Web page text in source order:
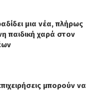
μια νέα, πλήρως
παιδική χαρά στον
μπορούν να